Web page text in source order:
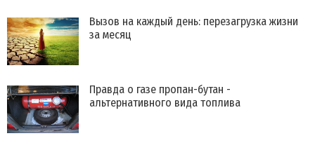
Вызов на каждый день: перезагрузка жизни
за месяц
Правда о газе пропан-бутан -
альтернативного вида топлива